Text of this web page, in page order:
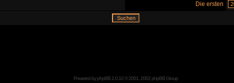
Die ersten
Powered byphpBB2.0.10 © 2001, 2002 phpBB Group